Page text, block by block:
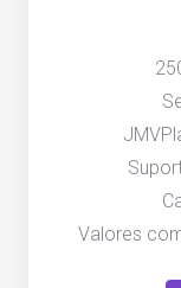
Valores